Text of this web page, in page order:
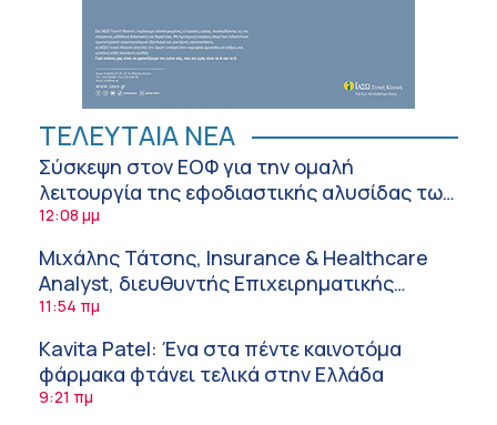
ΤΕΛΕΥΤΑΙΑ ΝΕΑ
Σύσκεψη στον ΕΟΦ για την ομαλή
λειτουργία της εφοδιαστικής αλυσίδας των
φαρμάκων στη διάρκεια του καλοκαιριού
12:08 μμ
Μιχάλης Τάτσης, Insurance & Healthcare
Analyst, διευθυντής Επιχειρηματικής
Ανάπτυξης Ομίλου HHG
11:54 πμ
Kavita Patel: Ένα στα πέντε καινοτόμα
φάρμακα φτάνει τελικά στην Ελλάδα
9:21 πμ